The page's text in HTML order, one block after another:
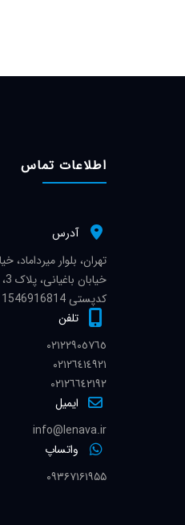
اطلاعات تماس
آدرس
تهران، بلوار میرداماد،
کدپستی 1546916814
تلفن
٠٢١٢٢٩٠٥٧٦٥
٠٢١٢٦٤١٤٩٢١
٠٢١٢٦٦٤٢١٩٢
ایمیل
info@lenava.ir
واتساپ
۰۹۳۶۷۱۶۱۹۵۵